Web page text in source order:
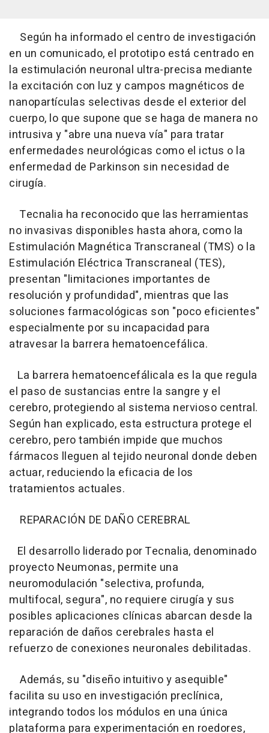
Según ha informado el centro de investigación
en un comunicado, el prototipo está centrado en
la estimulación neuronal ultra-precisa mediante
la excitación con luz y campos magnéticos de
nanopartículas selectivas desde el exterior del
cuerpo, lo que supone que se haga de manera no
intrusiva y "abre una nueva vía" para tratar
enfermedades neurológicas como el ictus o la
enfermedad de Parkinson sin necesidad de
cirugía.
Tecnalia ha reconocido que las herramientas
no invasivas disponibles hasta ahora, como la
Estimulación Magnética Transcraneal (TMS) o la
Estimulación Eléctrica Transcraneal (TES),
presentan "limitaciones importantes de
resolución y profundidad", mientras que las
soluciones farmacológicas son "poco eficientes"
especialmente por su incapacidad para
atravesar la barrera hematoencefálica.
La barrera hematoencefálicala es la que regula
el paso de sustancias entre la sangre y el
cerebro, protegiendo al sistema nervioso central.
Según han explicado, esta estructura protege el
cerebro, pero también impide que muchos
fármacos lleguen al tejido neuronal donde deben
actuar, reduciendo la eficacia de los
tratamientos actuales.
REPARACIÓN DE DAÑO CEREBRAL
El desarrollo liderado por Tecnalia, denominado
proyecto Neumonas, permite una
neuromodulación "selectiva, profunda,
multifocal, segura", no requiere cirugía y sus
posibles aplicaciones clínicas abarcan desde la
reparación de daños cerebrales hasta el
refuerzo de conexiones neuronales debilitadas.
Además, su "diseño intuitivo y asequible"
facilita su uso en investigación preclínica,
integrando todos los módulos en una única
plataforma para experimentación en roedores,